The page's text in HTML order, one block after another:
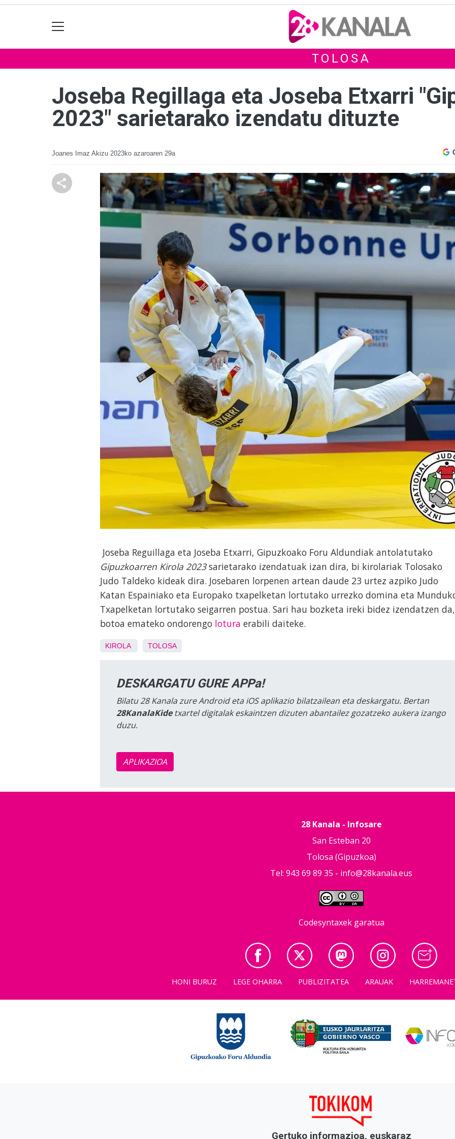
TOLOSA
Joseba Regillaga eta Joseba Etxarri
2023" sarietarako izendatu dituzte
Joanes Imaz Akizu 2023ko azaroaren 29a
Joseba Reguillaga eta Joseba Etxarri, Gipuzkoako Foru Aldundiak antolatutako
Gipuzkoarren Kirola 2023sarietarako izendatuak izan dira, bi kirolariak Tolosako
Judo Taldeko kideak dira. Josebaren lorpenen artean daude 23 urtez azpiko Judo
Katan Espainiako eta Europako txapelketan lortutako urrezko domina eta
Txapelketan lortutako seigarren postua. Sari hau bozketa ireki bidez izendatzen da,
botoa emateko ondorengo lotura erabili daiteke.
KIROLA TOLOSA
DESKARGATU GURE APPa!
Bilatu 28 Kanala zure Android eta iOS aplikazio bilatzailean eta deskargatu. Bertan
28KanalaKidetxartel digitalak eskaintzen dizuten abantailez gozatzeko aukera izango
duzu.
APLIKAZIOA
28 Kanala - Infosare
San Esteban 20
Tolosa (Gipuzkoa)
Tel: 943 69 89 35 - info@28kanala.eus
Codesyntaxek garatua
HONI BURUZ LEGE OHARRA PUBLIZITATEA ARAUAK
Gertuko informazioa, euskaraz